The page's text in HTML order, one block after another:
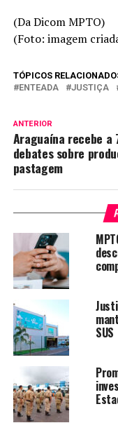
(Da Dicom MPTO)
(Foto: imagem
TÓPICOS
ENTEADA
JUSTIÇA
ANTERIOR
Araguaína recebe a
debates sobre
pastagem
SUS